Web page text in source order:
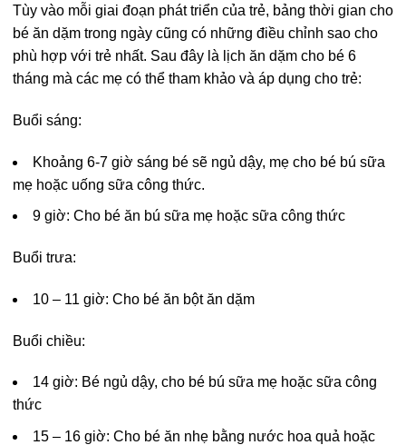
Tùy vào mỗi giai đoạn phát triển của trẻ, bảng thời gian cho
bé ăn dặm trong ngày cũng có những điều chỉnh sao cho
phù hợp với trẻ nhất. Sau đây là lịch ăn dặm cho bé 6
tháng mà các mẹ có thể tham khảo và áp dụng cho trẻ:
Buổi sáng:
Khoảng 6-7 giờ sáng bé sẽ ngủ dậy, mẹ cho bé bú sữa
mẹ hoặc uống sữa công thức.
9 giờ: Cho bé ăn bú sữa mẹ hoặc sữa công thức
Buổi trưa:
10 – 11 giờ: Cho bé ăn bột ăn dặm
Buổi chiều:
14 giờ: Bé ngủ dậy, cho bé bú sữa mẹ hoặc sữa công
thức
15 – 16 giờ: Cho bé ăn nhẹ bằng nước hoa quả hoặc